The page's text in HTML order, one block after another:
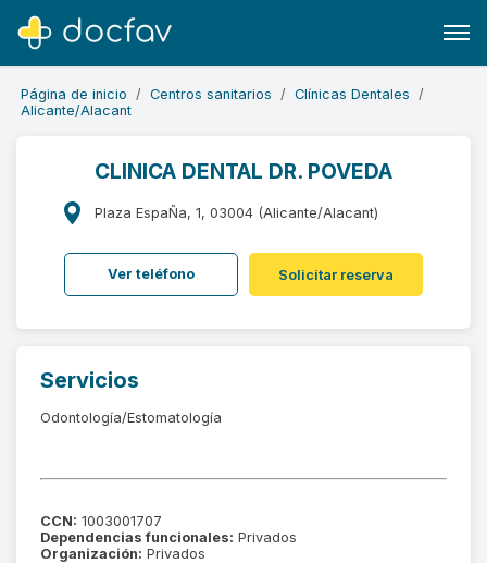
Página de inicio Centros sanitarios
Clínicas Dentales
Alicante/Alacant
CLINICA DENTAL DR. POVEDA
Plaza EspaÑa, 1, 03004 (Alicante/Alacant)
Ver teléfono Solicitar reserva
Servicios
Odontología/Estomatología
CCN: 1003001707
Dependencias funcionales: Privados
Organización: Privados